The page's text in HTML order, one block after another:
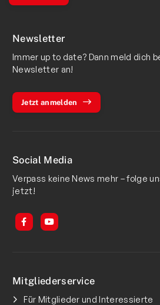
Newsletter
Immer up to date? Dann meld dich
Newsletter an!
Jetzt anmelden
Social Media
Verpass keine News mehr – folge
jetzt!
Mitgliederservice
Für Mitglieder und Interessierte